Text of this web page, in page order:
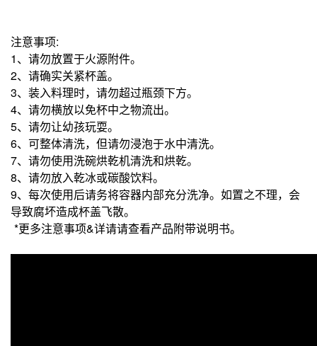
注意事项:
1、请勿放置于火源附件。
2、请确实关紧杯盖。
3、装入料理时，请勿超过瓶颈下方。
4、请勿横放以免杯中之物流出。
5、请勿让幼孩玩耍。
6、可整体清洗，但请勿浸泡于水中清洗。
7、请勿使用洗碗烘乾机清洗和烘乾。
8、请勿放入乾冰或碳酸饮料。
9、每次使用后请务将容器内部充分洗净。如置之不理，会
导致腐坏造成杯盖飞散。
*更多注意事项&详请请查看产品附带说明书。